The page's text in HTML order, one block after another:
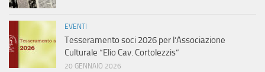
EVENTI
Tesseramento soci 2026 per l’Associazione
Culturale “Elio Cav. Cortolezzis”
20 GENNAIO 2026